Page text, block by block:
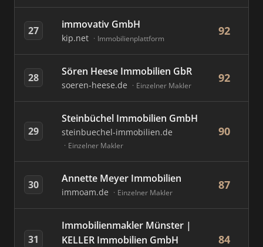
27 immovativ GmbH
kip.net Immobilienplattform
92
28 Sören Heese Immobilien GbR
soeren-heese.de Einzelner Makler
92
29
Steinbüchel Immobilien GmbH
steinbuechel-immobilien.de
Einzelner Makler
90
30 Annette Meyer Immobilien
immoam.de Einzelner Makler
87
31
Immobilienmakler Münster |
KELLER Immobilien GmbH
84